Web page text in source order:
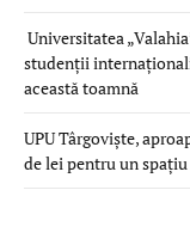
Universitatea
studenții
această toamnă
UPU Târgoviște,
de lei pentru un